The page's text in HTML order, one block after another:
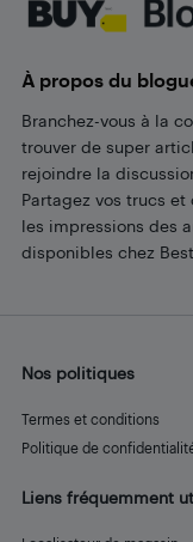
À propos du
Branchez-vous à la
trouver de super
rejoindre la
Partagez vos trucs
les impressions des
disponibles chez
Nos politiques
Termes et conditions
Politique de
Liens fréquemment